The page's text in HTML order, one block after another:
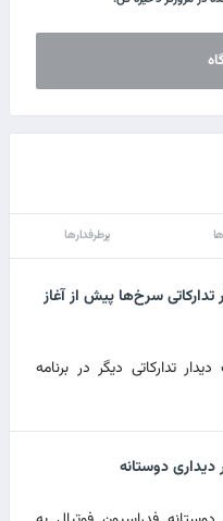
پرطرفدارها
سرخ‌ها پیش از آغاز
تدارکاتی دیگر در برنامه
دوستانه